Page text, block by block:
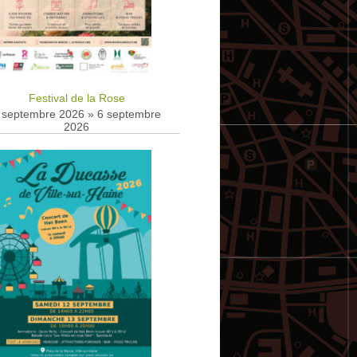
Festival de la Rose
2026 » 6 septembre
2026